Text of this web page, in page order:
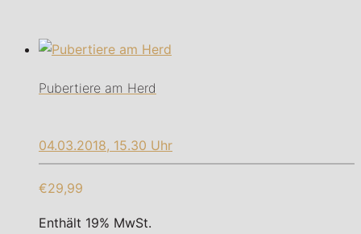
Pubertiere am Herd
04.03.2018, 15.30 Uhr
€29,99
Enthält 19% MwSt.